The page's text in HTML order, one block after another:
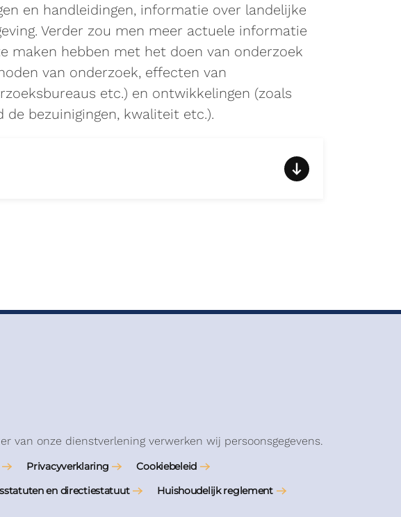
en handleidingen, informatie over landelijke
Verder zou men meer actuele informatie
maken hebben met het doen van onderzoek
van onderzoek, effecten van
etc.) en ontwikkelingen (zoals
bezuinigingen, kwaliteit etc.).
van onze dienstverlening verwerken wij persoonsgegevens.
Privacyverklaring
Cookiebeleid
en directiestatuut
Huishoudelijk reglement